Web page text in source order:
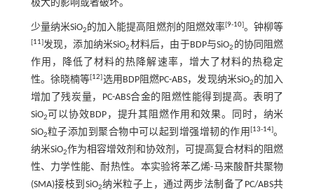
极大的影响或者破坏。
少量纳米SiO2 的加入能提高阻燃剂的阻燃效率[9-10]。钟柳等
[11]发现，添加纳米SiO2材料后，由于BDP与SiO2 的协同阻燃
作用，降低了材料的热降解速率，增大了材料的热稳定
性。徐晓楠等[12]选用BDP阻燃PC-ABS，发现纳米SiO2 的加入
增加了残炭量，PC-ABS合金的阻燃性能得到提高。表明了
SiO2 可以协效BDP，提升其阻燃作用和效果。同时，纳米
SiO2粒子添加到聚合物中可以起到增强增韧的作用 [13-14]。
纳米SiO2作为相容增效剂和协效剂，可提高复合材料的阻燃
性、力学性能、耐热性。本实验将苯乙烯-马来酸酐共聚物
(SMA)接枝到SiO2纳米粒子上，通过两步法制备了PC/ABS共